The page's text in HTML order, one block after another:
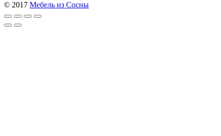
© 2017 Мебель из Сосны